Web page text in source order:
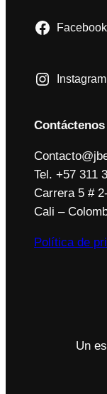
Facebook
Instagram
Contáctenos
Tel. +57 311
Carrera 5 #
Cali –
Política de
Un